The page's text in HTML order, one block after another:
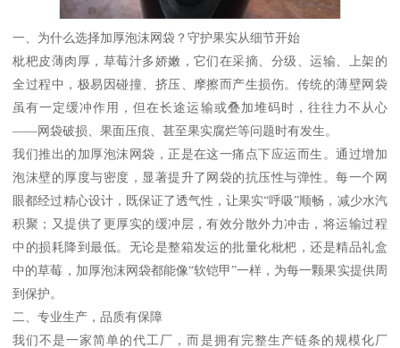
一、为什么选择加厚泡沫网袋？守护果实从细节开始
枇杷皮薄肉厚，草莓汁多娇嫩，它们在采摘、分级、运输、上架的
全过程中，极易因碰撞、挤压、摩擦而产生损伤。传统的薄壁网袋
虽有一定缓冲作用，但在长途运输或叠加堆码时，往往力不从心
——网袋破损、果面压痕、甚至果实腐烂等问题时有发生。
我们推出的加厚泡沫网袋，正是在这一痛点下应运而生。通过增加
泡沫壁的厚度与密度，显著提升了网袋的抗压性与弹性。每一个网
眼都经过精心设计，既保证了透气性，让果实“呼吸”顺畅，减少水汽
积聚；又提供了更厚实的缓冲层，有效分散外力冲击，将运输过程
中的损耗降到最低。无论是整箱发运的批量化枇杷，还是精品礼盒
中的草莓，加厚泡沫网袋都能像“软铠甲”一样，为每一颗果实提供周
到保护。
二、专业生产，品质有保障
我们不是一家简单的代工厂，而是拥有完整生产链条的规模化厂